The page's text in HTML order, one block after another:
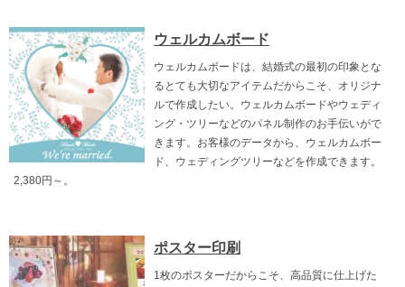
ウェルカムボード
ウェルカムボードは、結婚式の最初の印象とな
るとても大切なアイテムだからこそ、オリジナ
ルで作成したい。ウェルカムボードやウェディ
ング・ツリーなどのパネル制作のお手伝いがで
きます。お客様のデータから、ウェルカムボー
ド、ウェディングツリーなどを作成できます。
2,380円～。
ポスター印刷
1枚のポスターだからこそ、高品質に仕上げた